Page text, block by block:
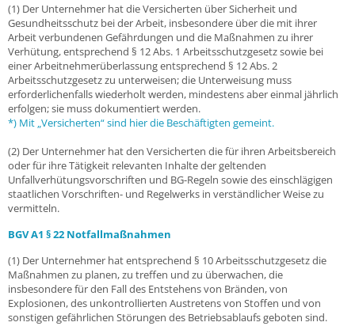
(1) Der Unternehmer hat die Versicherten über Sicherheit und
Gesundheitsschutz bei der Arbeit, insbesondere über die mit ihrer
Arbeit verbundenen Gefährdungen und die Maßnahmen zu ihrer
Verhütung, entsprechend § 12 Abs. 1 Arbeitsschutzgesetz sowie bei
einer Arbeitnehmerüberlassung entsprechend § 12 Abs. 2
Arbeitsschutzgesetz zu unterweisen; die Unterweisung muss
erforderlichenfalls wiederholt werden, mindestens aber einmal jährlich
erfolgen; sie muss dokumentiert werden.
*) Mit „Versicherten“ sind hier die Beschäftigten gemeint.
(2) Der Unternehmer hat den Versicherten die für ihren Arbeitsbereich
oder für ihre Tätigkeit relevanten Inhalte der geltenden
Unfallverhütungsvorschriften und BG-Regeln sowie des einschlägigen
staatlichen Vorschriften- und Regelwerks in verständlicher Weise zu
vermitteln.
BGV A1 § 22 Notfallmaßnahmen
(1) Der Unternehmer hat entsprechend § 10 Arbeitsschutzgesetz die
Maßnahmen zu planen, zu treffen und zu überwachen, die
insbesondere für den Fall des Entstehens von Bränden, von
Explosionen, des unkontrollierten Austretens von Stoffen und von
sonstigen gefährlichen Störungen des Betriebsablaufs geboten sind.